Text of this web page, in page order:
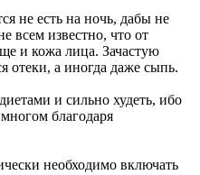
не есть на ночь, дабы не
всем известно, что от
и кожа лица. Зачастую
отеки, а иногда даже сыпь.
и сильно худеть, ибо
благодаря
необходимо включать